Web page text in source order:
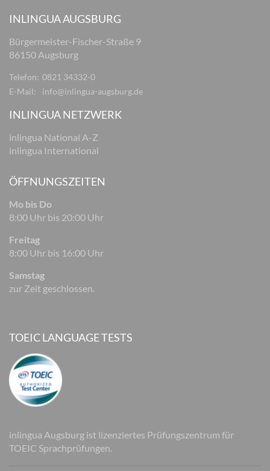
INLINGUA AUGSBURG
Bürgermeister-Fischer-Straße 9
86150 Augsburg
Telefon: 0821 34332-0
E-Mail:
info@inlingua-augsburg.de
INLINGUA NETZWERK
inlingua National A-Z
inlingua International
ÖFFNUNGSZEITEN
Mo bis Do
8:00 Uhr bis 20:00 Uhr
Freitag
8:00 Uhr bis 16:00 Uhr
Samstag
zur Zeit geschlossen.
TOEIC LANGUAGE TESTS
inlingua Augsburg ist lizenziertes Prüfungszentrum für
TOEIC Sprachprüfungen.